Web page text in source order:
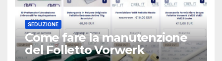
SEDUZIONE
Come fare la manutenzione
del Folletto Vorwerk